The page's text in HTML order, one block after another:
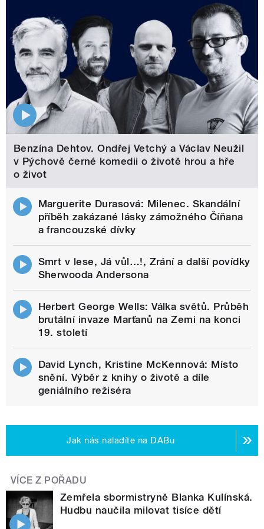
Benzína Dehtov. Ondřej Vetchý a Václav Neužil
v Pýchově černé komedii o životě hrou a hře
o život
Marguerite Durasová: Milenec. Skandální
příběh zakázané lásky zámožného Číňana
a francouzské dívky
Smrt v lese, Já vůl…!, Zrání a další povídky
Sherwooda Andersona
Herbert George Wells: Válka světů. Průběh
brutální invaze Marťanů na Zemi na konci
19. století
David Lynch, Kristine McKennová: Místo
snění. Výběr z knihy o životě a díle
geniálního režiséra
Jak nás naladíte na DABu
VÍCE Z POŘADU
Zemřela sbormistryně Blanka Kulínská.
Hudbu naučila milovat tisíce dětí